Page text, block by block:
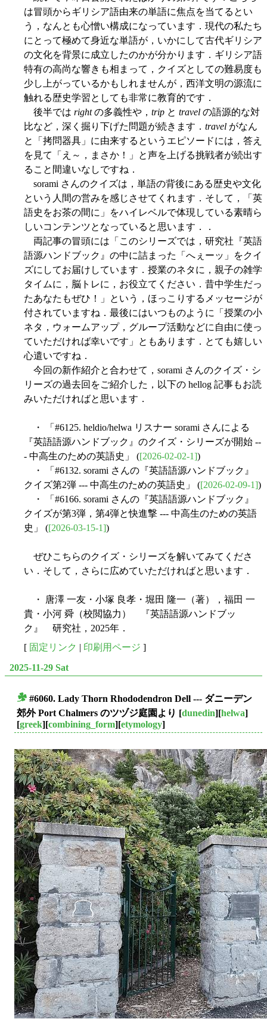
は冒頭からギリシア語由来の単語に焦点を当てるとい
う，なんとも心憎い構成になっています．現代の私たち
にとって極めて身近な単語が，いかにして古代ギリシア
の文化を背景に成立したのかが分かります．ギリシア語
特有の高尚な響きも相まって，クイズとしての難易度も
少し上がっているかもしれませんが，西洋文明の源流に
触れる歴史学習としても非常に教育的です．
後半では rightの多義性や， trip と travel の語源的な対
比など，深く掘り下げた問題が続きます． travel がなん
と「拷問器具」に由来するというエピソードには，答え
を見て「え～，まさか！」と声を上げる挑戦者が続出す
ること間違いなしですね．
sorami さんのクイズは，単語の背後にある歴史や文化
という人間の営みを感じさせてくれます．そして，「英
語史をお茶の間に」をハイレベルで体現している素晴ら
しいコンテンツとなっていると思います．．
両記事の冒頭には「このシリーズでは，研究社『英語
語源ハンドブック』の中に詰まった「へぇーッ」をクイ
ズにしてお届けしています．授業のネタに，親子の雑学
タイムに，脳トレに，お役立てください．昔中学生だっ
たあなたもぜひ！」という，ほっこりするメッセージが
付されていますね．最後にはいつものように「授業の小
ネタ，ウォームアップ，グループ活動などに自由に使っ
ていただければ幸いです」ともあります．とても嬉しい
心遣いですね．
今回の新作紹介と合わせて，sorami さんのクイズ・シ
リーズの過去回をご紹介した，以下の hellog 記事もお読
みいただければと思います．
・ 「#6125. heldio/helwa リスナー sorami さんによる
『英語語源ハンドブック』のクイズ・シリーズが開始 --
- 中高生のための英語史」 ([2026-02-02-1])
・ 「#6132. sorami さんの『英語語源ハンドブック』
クイズ第2弾 --- 中高生のための英語史」 ([2026-02-09-1])
・ 「#6166. sorami さんの『英語語源ハンドブック』
クイズが第3弾，第4弾と快進撃 --- 中高生のための英語
史」 ([2026-03-15-1])
ぜひこちらのクイズ・シリーズを解いてみてくださ
い．そして，さらに広めていただければと思います．
・ 唐澤 一友・小塚 良孝・堀田 隆一（著），福田 一
貴・小河 舜（校閲協力） 『英語語源ハンドブッ
ク』 研究社，2025年．
[ 固定リンク | 印刷用ページ ]
2025-11-29 Sat
#6060. Lady Thorn Rhododendron Dell --- ダニーデン
郊外 Port Chalmers のツヅジ庭園より [dunedin][helwa]
[greek][combining_form][etymology]